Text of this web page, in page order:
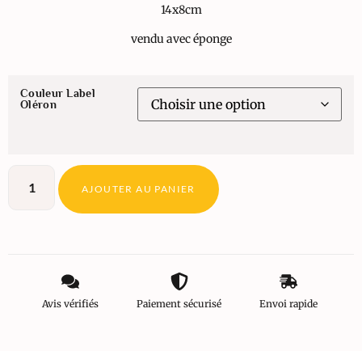
14x8cm
vendu avec éponge
Couleur Label
Oléron
AJOUTER AU PANIER
Avis vérifiés Paiement sécurisé Envoi rapide